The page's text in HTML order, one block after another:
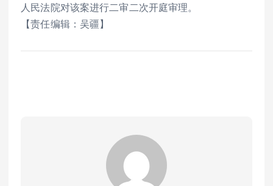
人民法院对该案进行二审二次开庭审理。
【责任编辑：吴疆】